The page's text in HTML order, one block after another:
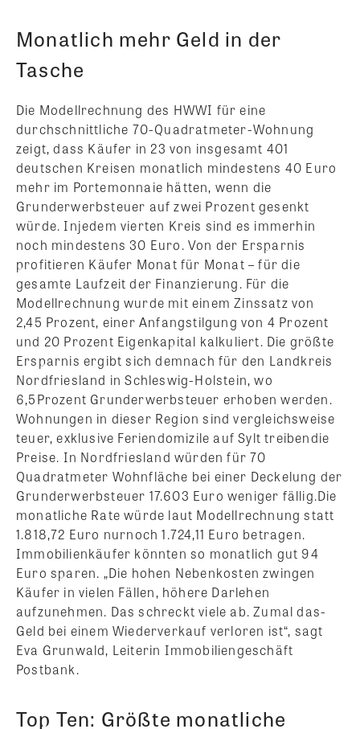
Monatlich mehr Geld in der
Tasche
Die Modellrechnung des HWWI für eine
durchschnittliche 70-Quadratmeter-Wohnung
zeigt, dass Käufer in 23 von insgesamt 401
deutschen Kreisen monatlich mindestens 40 Euro
mehr im Portemonnaie hätten, wenn die
Grunderwerbsteuer auf zwei Prozent gesenkt
würde. Injedem vierten Kreis sind es immerhin
noch mindestens 30 Euro. Von der Ersparnis
profitieren Käufer Monat für Monat – für die
gesamte Laufzeit der Finanzierung. Für die
Modellrechnung wurde mit einem Zinssatz von
2,45 Prozent, einer Anfangstilgung von 4 Prozent
und 20 Prozent Eigenkapital kalkuliert. Die größte
Ersparnis ergibt sich demnach für den Landkreis
Nordfriesland in Schleswig-Holstein, wo
6,5Prozent Grunderwerbsteuer erhoben werden.
Wohnungen in dieser Region sind vergleichsweise
teuer, exklusive Feriendomizile auf Sylt treibendie
Preise. In Nordfriesland würden für 70
Quadratmeter Wohnfläche bei einer Deckelung der
Grunderwerbsteuer 17.603 Euro weniger fällig.Die
monatliche Rate würde laut Modellrechnung statt
1.818,72 Euro nurnoch 1.724,11 Euro betragen.
Immobilienkäufer könnten so monatlich gut 94
Euro sparen. „Die hohen Nebenkosten zwingen
Käufer in vielen Fällen, höhere Darlehen
aufzunehmen. Das schreckt viele ab. Zumal das-
Geld bei einem Wiederverkauf verloren ist“, sagt
Eva Grunwald, Leiterin Immobiliengeschäft
Postbank.
Top Ten: Größte monatliche